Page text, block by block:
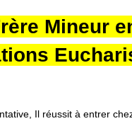
Mineur
Il réussit à entrer